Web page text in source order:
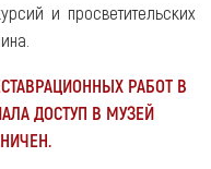
и просветительских
РАБОТ В
ДОСТУП В МУЗЕЙ